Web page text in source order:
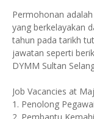
Permohonan
yang berkelayakan
tahun pada tarikh
jawatan seperti
DYMM Sultan
Job Vacancies at
1. Penolong